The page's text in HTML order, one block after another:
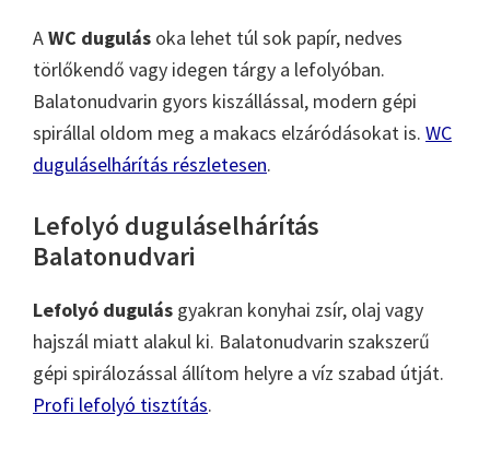
AWC dugulás oka lehet túl sok papír, nedves
törlőkendő vagy idegen tárgy a lefolyóban.
Balatonudvarin gyors kiszállással, modern gépi
spirállal oldom meg a makacs elzáródásokat is. WC
duguláselhárítás részletesen.
Lefolyó duguláselhárítás
Balatonudvari
Lefolyó dugulás gyakran konyhai zsír, olaj vagy
hajszál miatt alakul ki. Balatonudvarin szakszerű
gépi spirálozással állítom helyre a víz szabad útját.
Profi lefolyó tisztítás.